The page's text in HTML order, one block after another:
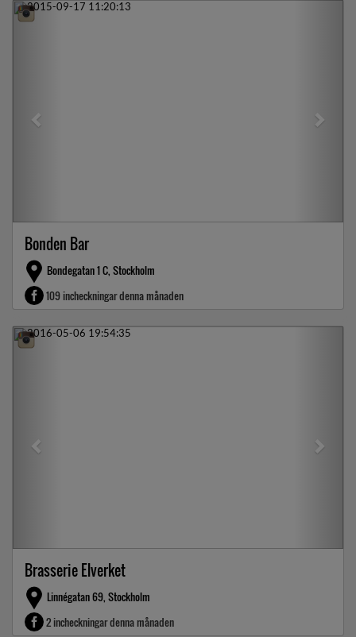
Previous
Bonden Bar
Bondegatan 1 C, Stockholm
109 incheckningar denna månaden
Previous
Brasserie Elverket
Linnégatan 69, Stockholm
2 incheckningar denna månaden